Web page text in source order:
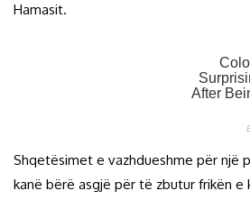
Hamasit.
Shqetësimet e vazhdueshme për një
kanë bërë asgjë për të zbutur frikën e